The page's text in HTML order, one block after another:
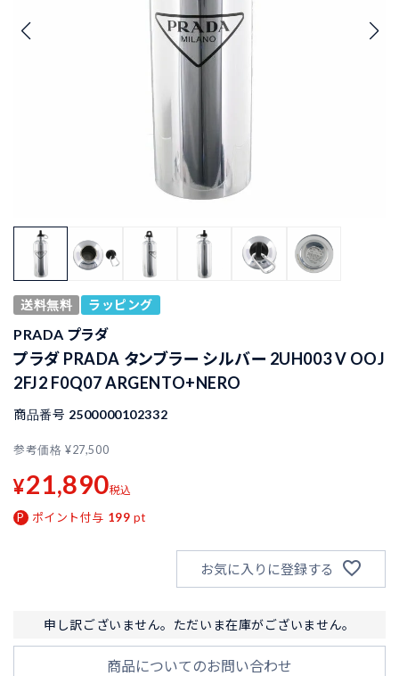
送料無料 ラッピング
PRADA プラダ
プラダ PRADA タンブラー シルバー 2UH003 V OOJ
2FJ2 F0Q07 ARGENTO+NERO
商品番号 2500000102332
参考価格 ¥27,500
¥21,890税込
ポイント付与 199 pt
お気に入りに登録する
申し訳ございません。ただいま在庫がございません。
商品についてのお問い合わせ